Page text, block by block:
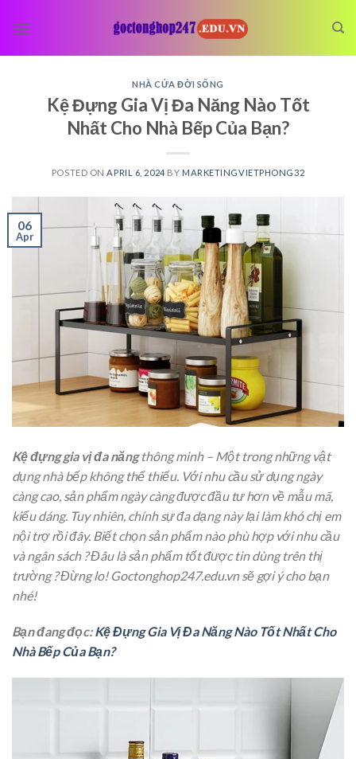
NHÀ CỬA ĐỜI SỐNG
Kệ Đựng Gia Vị Đa Năng Nào Tốt
Nhất Cho Nhà Bếp Của Bạn?
POSTED ON APRIL 6, 2024 BY MARKETINGVIETPHONG32
06
Apr
Kệ đựng gia vị đa năng thông minh – Một trong những vật
dụng nhà bếp không thể thiếu. Với nhu cầu sử dụng ngày
càng cao, sản phẩm ngày càng được đầu tư hơn về mẫu mã,
kiểu dáng. Tuy nhiên, chính sự đa dạng này lại làm khó chị em
nội trợ rồi đây. Biết chọn sản phẩm nào phù hợp với nhu cầu
và ngân sách ? Đâu là sản phẩm tốt được tin dùng trên thị
trường ? Đừng lo! Goctonghop247.edu.vn sẽ gợi ý cho bạn
nhé!
Bạn đang đọc:Kệ Đựng Gia Vị Đa Năng Nào Tốt Nhất Cho
Nhà Bếp Của Bạn?